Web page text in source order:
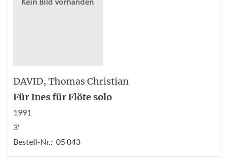
DAVID, Thomas Christian
Für Ines für Flöte solo
1991
3'
Bestell-Nr.: 05 043